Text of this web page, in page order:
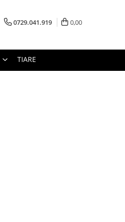
0729.041.919 0,00
TIARE